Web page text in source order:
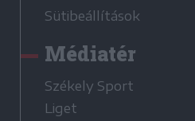
Sütibeállítások
Médiatér
Székely Sport
Liget